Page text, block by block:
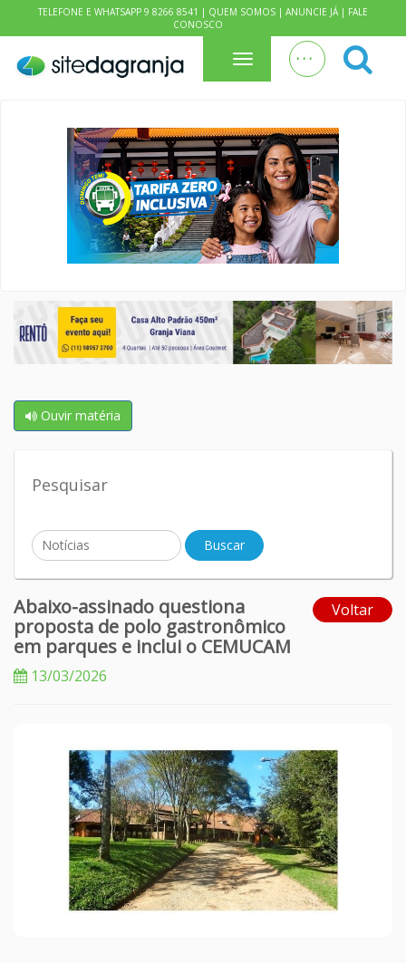
TELEFONE E WHATSAPP 9 8266 8541 | QUEM SOMOS | ANUNCIE JÁ| FALE
CONOSCO
Menu . . .
Ouvir matéria
Pesquisar
Voltar
Abaixo-assinado questiona
proposta de polo gastronômico
em parques e inclui o CEMUCAM
13/03/2026